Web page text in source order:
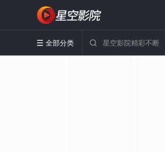
 全部分类 